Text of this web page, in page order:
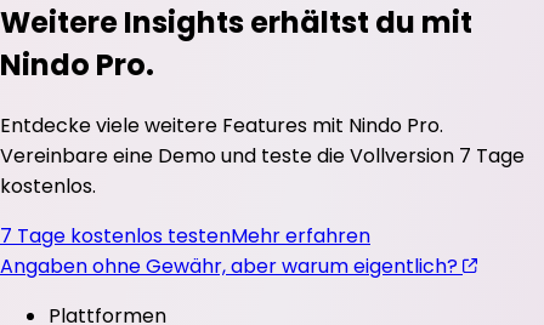
Weitere Insights erhältst du mit
Nindo Pro.
Entdecke viele weitere Features mit Nindo Pro.
Vereinbare eine Demo und teste die Vollversion 7 Tage
kostenlos.
7 Tage kostenlos testenMehr erfahren
Angaben ohne Gewähr, aber warum eigentlich?
Plattformen